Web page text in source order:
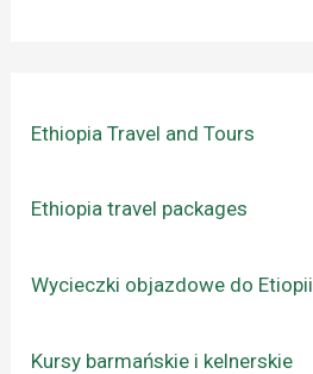
Ethiopia Travel and Tours
Ethiopia travel packages
Wycieczki objazdowe do Etiopii
Kursy barmańskie i kelnerskie